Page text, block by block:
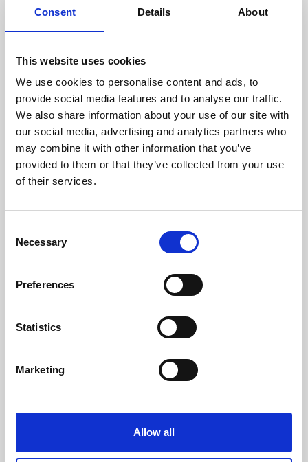
Consent Details About
This website uses cookies
We use cookies to personalise content and ads, to
provide social media features and to analyse our traffic.
We also share information about your use of our site with
our social media, advertising and analytics partners who
may combine it with other information that you’ve
provided to them or that they’ve collected from your use
of their services.
Selection
Necessary
Preferences
Statistics
Marketing
Allow all
Temperatura Máxima de Gases (ºC)
Diámetro da chaminé (mm)
Nível Ruido Máximo (Db) 63
Rendimento
81,7 %
Consumo
Volume aquecido
CLASSE DE EFICIÊNCIA